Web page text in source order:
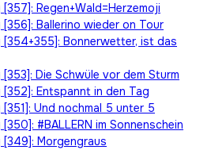
Regen+Wald=Herzemoji
Ballerino wieder on Tour
Bonnerwetter, ist das
Die Schwüle vor dem Sturm
Entspannt in den Tag
Und nochmal 5 unter 5
#BALLERN im Sonnenschein
Morgengraus